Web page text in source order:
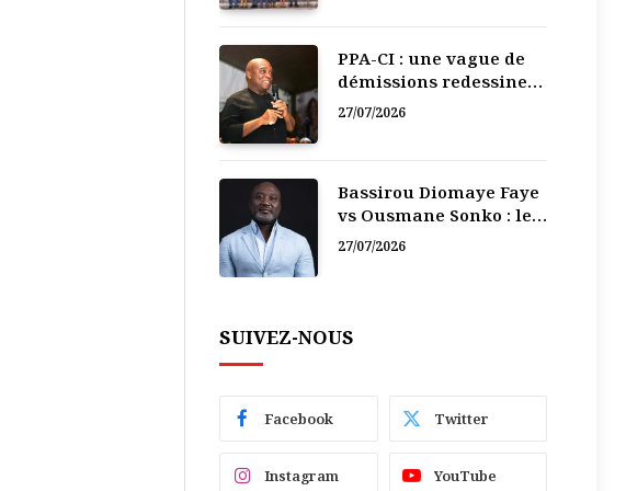
PPA-CI : une vague de
démissions redessine
la recomposition
27/07/2026
Bassirou Diomaye Faye
vs Ousmane Sonko : le
vacarme du pouvoir ne
27/07/2026
SUIVEZ-NOUS
Facebook Twitter
Instagram YouTube